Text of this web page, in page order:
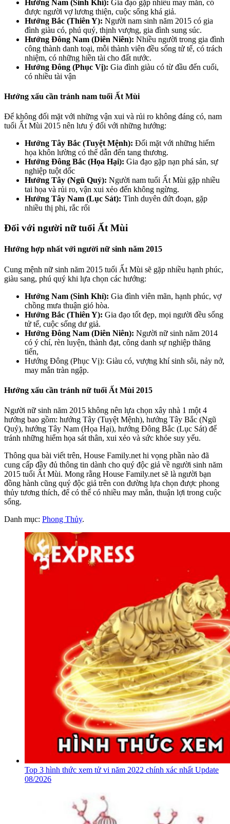
Hướng Nam (Sinh Khí): Gia đạo gặp nhiều may mắn, có
được người vợ lương thiện, cuộc sống khá giả.
Hướng Bắc (Thiên Y): Người nam sinh năm 2015 có gia
đình giàu có, phú quý, thịnh vượng, gia đình sung súc.
Hướng Đông Nam (Diên Niên): Nhiều người trong gia đình
công thành danh toại, mỗi thành viên đều sống tử tế, có trách
nhiệm, có những hiền tài cho đất nước.
Hướng Đông (Phục Vị): Gia đình giàu có từ đầu đến cuối,
có nhiều tài vận
Hướng xấu cần tránh nam tuổi Ất Mùi
Để không đối mặt với những vận xui và rủi ro không đáng có, nam
tuổi Ất Mùi 2015 nên lưu ý đối với những hướng:
Hướng Tây Bắc (Tuyệt Mệnh): Đối mặt với những hiểm
họa khôn lường có thể dẫn đến tang thương.
Hướng Đông Bắc (Họa Hại): Gia đạo gặp nạn phá sản, sự
nghiệp tuột dốc
Hướng Tây (Ngũ Quỷ): Người nam tuổi Ất Mùi gặp nhiều
tai họa và rủi ro, vận xui xẻo đến không ngừng.
Hướng Tây Nam (Lục Sát): Tình duyên đứt đoạn, gặp
nhiều thị phi, rắc rối
Đối với người nữ tuổi Ất Mùi
Hướng hợp nhất với người nữ sinh năm 2015
Cung mệnh nữ sinh năm 2015 tuổi Ất Mùi sẽ gặp nhiều hạnh phúc,
giàu sang, phú quý khi lựa chọn các hướng:
Hướng Nam (Sinh Khí): Gia đình viên mãn, hạnh phúc, vợ
chồng mưa thuận gió hòa.
Hướng Bắc (Thiên Y): Gia đạo tốt đẹp, mọi người đều sống
tử tế, cuộc sống dư giả.
Hướng Đông Nam (Diên Niên): Người nữ sinh năm 2014
có ý chí, rèn luyện, thành đạt, công danh sự nghiệp thăng
tiến,
Hướng Đông (Phục Vị): Giàu có, vượng khí sinh sôi, nảy nở,
may mắn tràn ngập.
Hướng xấu cần tránh nữ tuổi Ất Mùi 2015
Người nữ sinh năm 2015 không nên lựa chọn xây nhà 1 một 4
hướng bao gồm: hướng Tây (Tuyệt Mệnh), hướng Tây Bắc (Ngũ
Quỷ), hướng Tây Nam (Họa Hại), hướng Đông Bắc (Lục Sát) để
tránh những hiểm họa sát thân, xui xẻo và sức khỏe suy yếu.
Thông qua bài viết trên, House Family.net hi vọng phần nào đã
cung cấp đầy đủ thông tin dành cho quý độc giả về người sinh năm
2015 tuổi Ất Mùi. Mong rằng House Family.net sẽ là người bạn
đồng hành cũng quý độc giả trên con đường lựa chọn được phong
thủy tương thích, để có thể có nhiều may mắn, thuận lợi trong cuộc
sống.
Danh mục: Phong Thủy.
Top 3 hình thức xem tử vi năm 2022 chính xác nhất Update
08/2026